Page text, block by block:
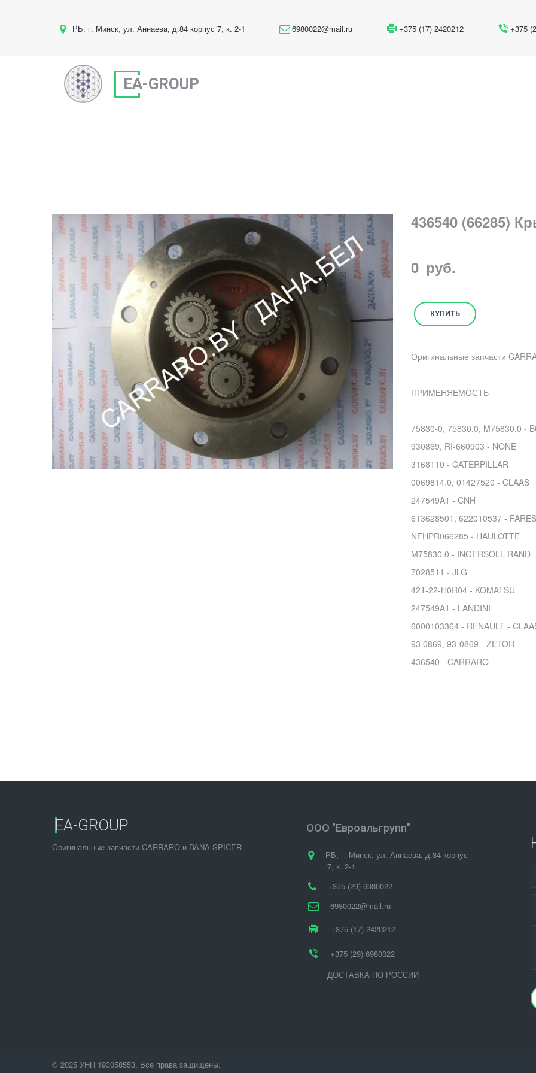
РБ, г. Минск, ул. Аннаева, д.84 корпус 7, к. 2-1 6980022@mail.ru +375 (17) 2420212 +375
EA-GROUP
436540 (66285)
0 руб.
КУПИТЬ
Оригинальные запчасти
ПРИМЕНЯЕМОСТЬ
75830-0, 75830.0, M75830.0 -
930869, RI-660903 - NONE
3168110 - CATERPILLAR
0069814.0, 01427520 - CLAAS
247549A1 - CNH
613628501, 622010537 -
NFHPR066285 - HAULOTTE
M75830.0 - INGERSOLL RAND
7028511 - JLG
42T-22-H0R04 - KOMATSU
247549A1 - LANDINI
6000103364 - RENAULT -
93 0869, 93-0869 - ZETOR
436540 - CARRARO
EA-GROUP
Оригинальные запчасти CARRARO и DANA SPICER
ООО "Евроальгрупп"
РБ, г. Минск, ул. Аннаева, д.84 корпус
7, к. 2-1
+375 (29) 6980022
6980022@mail.ru
+375 (17) 2420212
+375 (29) 6980022
ДОСТАВКА ПО РОССИИ
© 2025 УНП 193058553. Все права защищены.